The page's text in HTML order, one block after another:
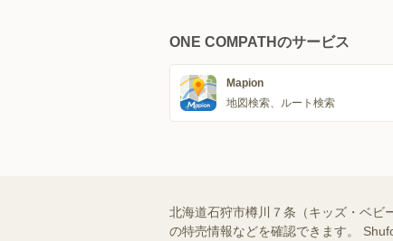
ONE COMPATHのサービス
Mapion
地図検索、ルート検索
北海道石狩市樽川７条（キッズ・ベビ
の特売情報などを確認できます。